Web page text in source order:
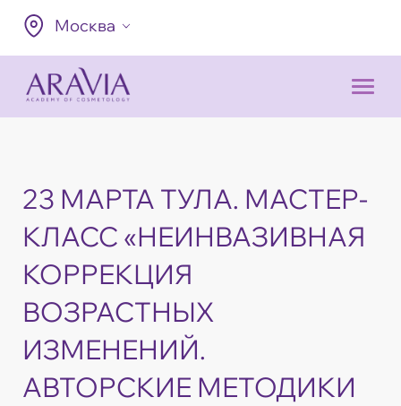
Москва
23 МАРТА ТУЛА. МАСТЕР-
КЛАСС «НЕИНВАЗИВНАЯ
КОРРЕКЦИЯ
ВОЗРАСТНЫХ
ИЗМЕНЕНИЙ.
АВТОРСКИЕ МЕТОДИКИ